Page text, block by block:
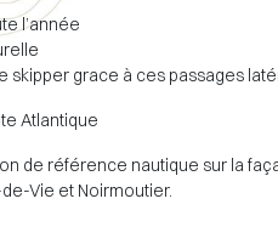
l’année
skipper grace à ces passages
Atlantique
de référence nautique sur la
Vie et Noirmoutier.